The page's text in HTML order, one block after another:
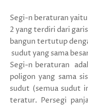
Segi-n beraturan
2 yang terdiri dari
bangun tertutup
sudut yang sama
Segi-n beraturan
poligon yang sama
sudut (semua sudut
teratur. Persegi